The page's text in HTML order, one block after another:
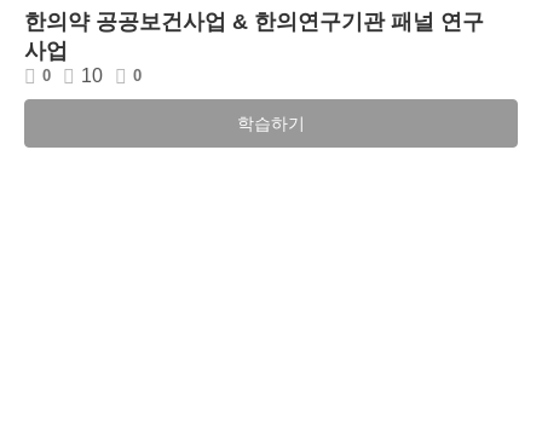
한의약 공공보건사업 & 한의연구기관 패널 연구
사업
0 10 0
학습하기